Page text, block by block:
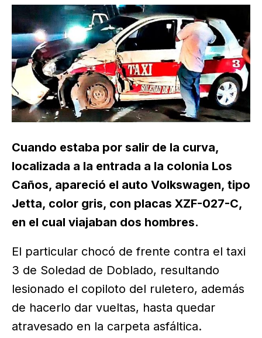
Cuando estaba por salir de la curva,
localizada a la entrada a la colonia Los
Caños, apareció el auto Volkswagen, tipo
Jetta, color gris, con placas XZF-027-C,
en el cual viajaban dos hombres.
El particular chocó de frente contra el taxi
3 de Soledad de Doblado, resultando
lesionado el copiloto del ruletero, además
de hacerlo dar vueltas, hasta quedar
atravesado en la carpeta asfáltica.